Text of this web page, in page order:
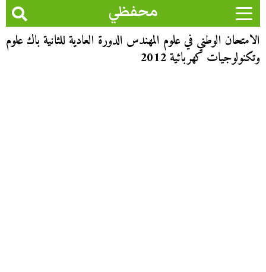
محفظي
الامتحان الوطني في علوم المهندس الدورة العادية للثانية باك علوم
وتكنولوجيات كهربائية 2012